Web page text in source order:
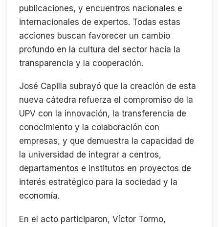
publicaciones, y encuentros nacionales e
internacionales de expertos. Todas estas
acciones buscan favorecer un cambio
profundo en la cultura del sector hacia la
transparencia y la cooperación.
José Capilla subrayó que la creación de esta
nueva cátedra refuerza el compromiso de la
UPV con la innovación, la transferencia de
conocimiento y la colaboración con
empresas, y que demuestra la capacidad de
la universidad de integrar a centros,
departamentos e institutos en proyectos de
interés estratégico para la sociedad y la
economía.
En el acto participaron, Víctor Tormo,